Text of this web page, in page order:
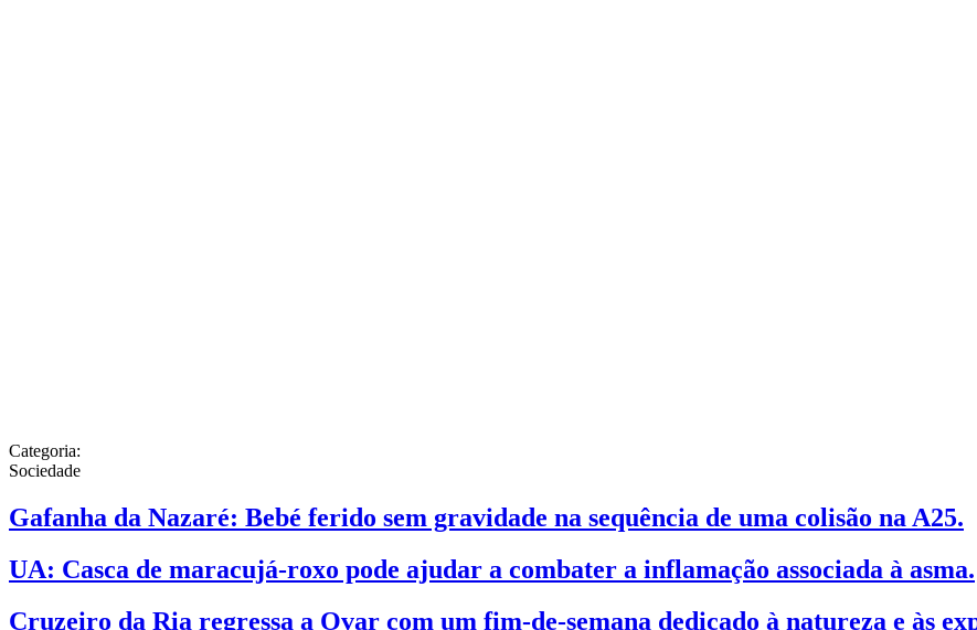
Categoria:
Sociedade
Gafanha da Nazaré: Bebé ferido sem gravidade na sequência de uma colisão na A25.
UA: Casca de maracujá-roxo pode ajudar a combater a inflamação associada à asma.
Cruzeiro da Ria regressa a Ovar com um fim-de-semana dedicado à natureza e às